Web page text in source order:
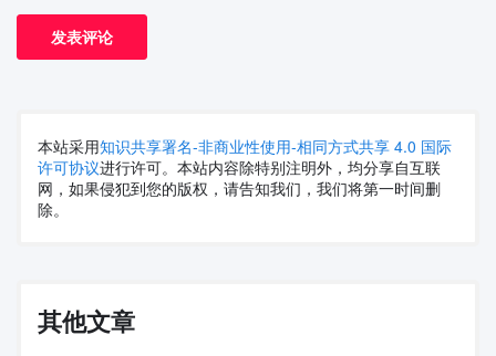
本站采用知识共享署名-非商业性使用-相同方式共享 4.0 国际
许可协议进行许可。本站内容除特别注明外，均分享自互联
网，如果侵犯到您的版权，请告知我们，我们将第一时间删
除。
其他文章